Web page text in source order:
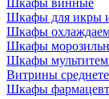
Шкафы винные
Шкафы для икры
Шкафы
Шкафы
Шкафы
Витрины
Шкафы